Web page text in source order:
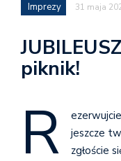
Imprezy 31 maja
piknik!
R
jeszcze
zgłoście